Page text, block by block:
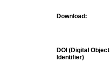
Download:
DOI (Digital Object
Identifier)